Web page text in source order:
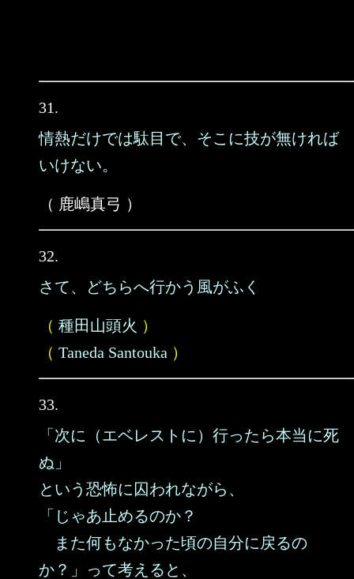
31.
情熱だけでは駄目で、そこに技が無ければ
いけない。
（ 鹿嶋真弓 ）
32.
さて、どちらへ行かう風がふく
（ 種田山頭火 ）
（ Taneda Santouka ）
33.
「次に（エベレストに）行ったら本当に死
ぬ」
という恐怖に囚われながら、
「じゃあ止めるのか？
また何もなかった頃の自分に戻るの
か？」って考えると、